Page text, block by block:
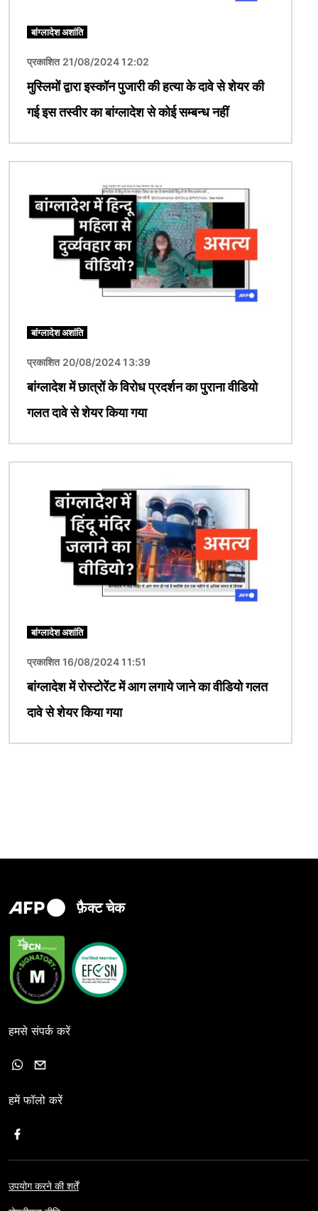
बांग्लादेश अशांति
प्रकाशित 21/08/2024 12:02
मुस्लिमों द्वारा इस्कॉन पुजारी की हत्या के दावे से शेयर की
गई इस तस्वीर का बांग्लादेश से कोई सम्बन्ध नहीं
बांग्लादेश अशांति
प्रकाशित 20/08/2024 13:39
बांग्लादेश में छात्रों के विरोध प्रदर्शन का पुराना वीडियो
गलत दावे से शेयर किया गया
बांग्लादेश अशांति
प्रकाशित 16/08/2024 11:51
बांग्लादेश में रोस्टोरेंट में आग लगाये जाने का वीडियो गलत
दावे से शेयर किया गया
फ़ैक्ट चेक
हमसे संपर्क करें
हमें फॉलो करें
उपयोग करने की शर्तें